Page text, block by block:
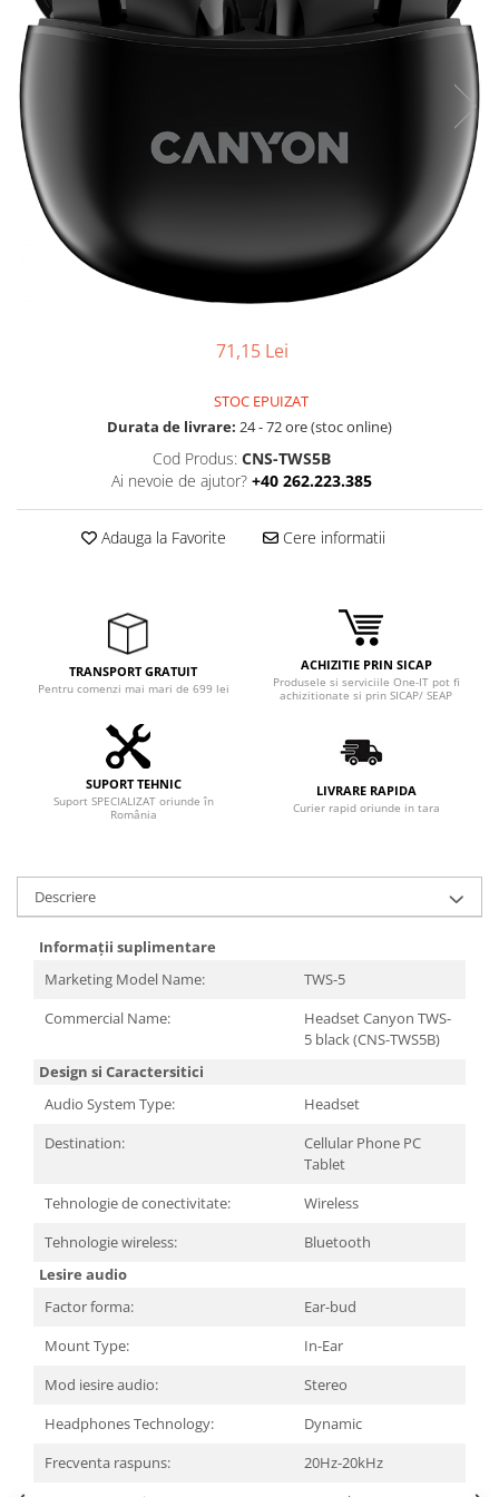
Smartphone IPhone
Boxe
Mouse
Casti
Mouse Pad
Tastaturi
USB Hub
71,15 Lei
STOC EPUIZAT
Durata de livrare: 24 - 72 ore (stoc online)
Cod Produs: CNS-TWS5B
Ai nevoie de ajutor? +40 262.223.385
Adauga la Favorite Cere informatii
TRANSPORT GRATUIT
Pentru comenzi mai mari de 699 lei
ACHIZITIE PRIN SICAP
Produsele si serviciile One-IT pot fi
achizitionate si prin SICAP/ SEAP
SUPORT TEHNIC
Suport SPECIALIZAT oriunde în
România
LIVRARE RAPIDA
Curier rapid oriunde in tara
Descriere
Informații suplimentare
Marketing Model Name:
TWS-5
Commercial Name:
Headset Canyon TWS-
5 black (CNS-TWS5B)
Design si Caractersitici
Audio System Type:
Headset
Destination:
Cellular Phone PC
Tablet
Tehnologie de conectivitate:
Wireless
Tehnologie wireless:
Bluetooth
Lesire audio
Factor forma:
Ear-bud
Mount Type:
In-Ear
Mod iesire audio:
Stereo
Headphones Technology:
Dynamic
Frecventa raspuns:
20Hz-20kHz